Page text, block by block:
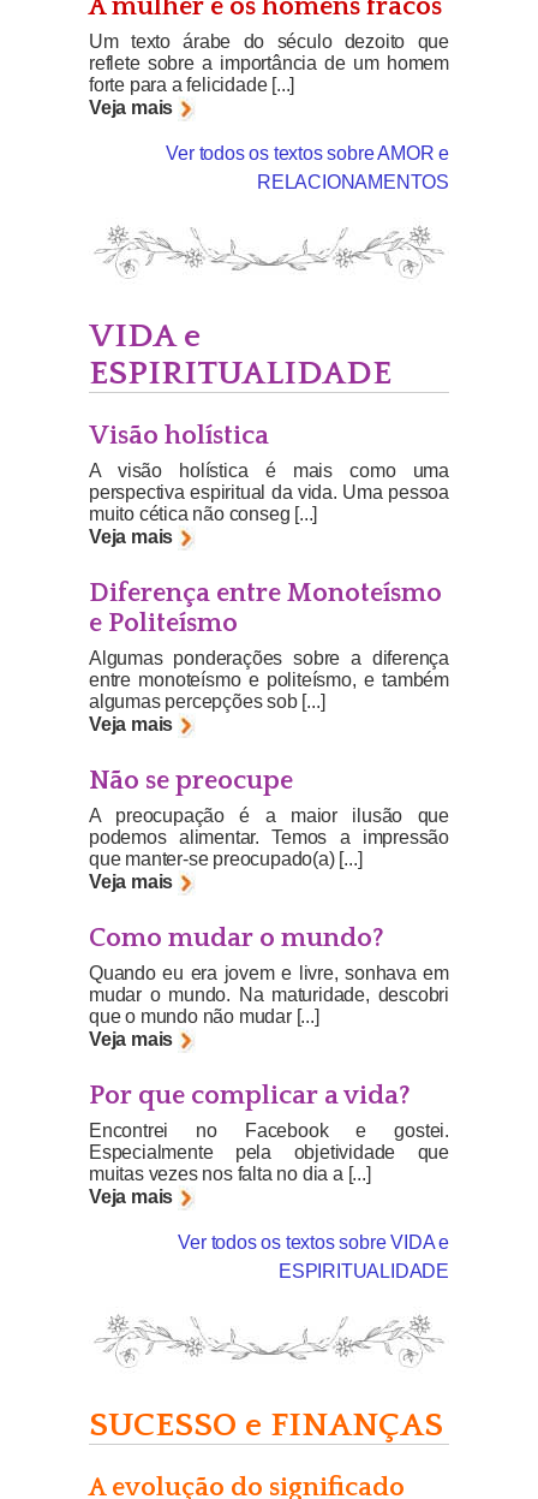
A mulher e os homens fracos
Um texto árabe do século dezoito que
reflete sobre a importância de um homem
forte para a felicidade [...]
Veja mais
Ver todos os textos sobre AMOR e
RELACIONAMENTOS
VIDA e
ESPIRITUALIDADE
Visão holística
A visão holística é mais como uma
perspectiva espiritual da vida. Uma pessoa
muito cética não conseg [...]
Veja mais
Diferença entre Monoteísmo
e Politeísmo
Algumas ponderações sobre a diferença
entre monoteísmo e politeísmo, e também
algumas percepções sob [...]
Veja mais
Não se preocupe
A preocupação é a maior ilusão que
podemos alimentar. Temos a impressão
que manter-se preocupado(a) [...]
Veja mais
Como mudar o mundo?
Quando eu era jovem e livre, sonhava em
mudar o mundo. Na maturidade, descobri
que o mundo não mudar [...]
Veja mais
Por que complicar a vida?
Encontrei no Facebook e gostei.
Especialmente pela objetividade que
muitas vezes nos falta no dia a [...]
Veja mais
Ver todos os textos sobre VIDA e
ESPIRITUALIDADE
SUCESSO e FINANÇAS
A evolução do significado